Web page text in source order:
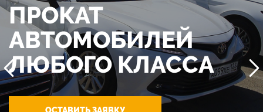
ПРОКАТ
АВТОМОБИЛЕЙ
ЛЮБОГО КЛАССА